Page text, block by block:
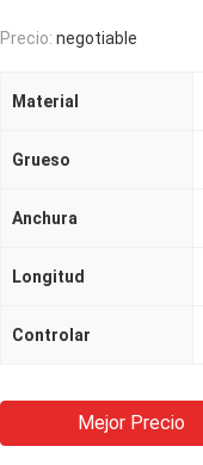
Precio: negotiable
Material
Grueso
Anchura
Longitud
Controlar
Mejor Precio